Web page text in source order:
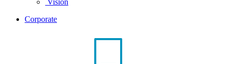
Vision
Corporate